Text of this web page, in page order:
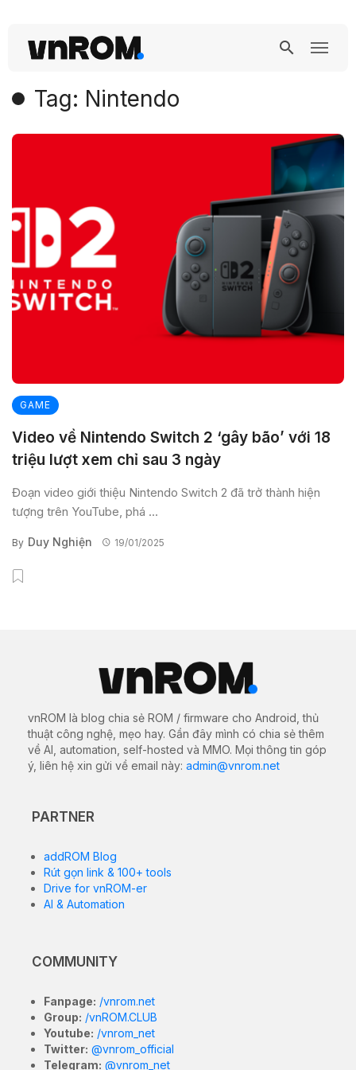
Tag: Nintendo
GAME
Video về Nintendo Switch 2 ‘gây bão’ với 18
triệu lượt xem chỉ sau 3 ngày
Đoạn video giới thiệu Nintendo Switch 2 đã trở thành hiện
tượng trên YouTube, phá ...
By Duy Nghiện 19/01/2025
vnROM là blog chia sẻ ROM / firmware cho Android, thủ
thuật công nghệ, mẹo hay. Gần đây mình có chia sẻ thêm
về AI, automation, self-hosted và MMO. Mọi thông tin góp
ý, liên hệ xin gửi về email này: admin@vnrom.net
PARTNER
addROM Blog
Rút gọn link & 100+ tools
Drive for vnROM-er
AI & Automation
COMMUNITY
Fanpage: /vnrom.net
Group: /vnROM.CLUB
Youtube: /vnrom_net
Twitter: @vnrom_official
Telegram: @vnrom_net